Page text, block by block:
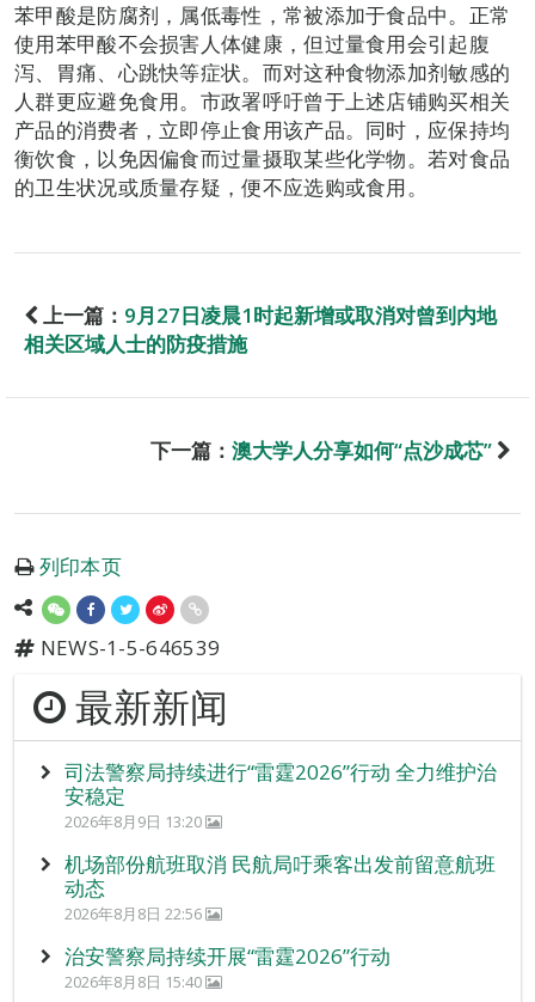
苯甲酸是防腐剂，属低毒性，常被添加于食品中。正常
使用苯甲酸不会损害人体健康，但过量食用会引起腹
泻、胃痛、心跳快等症状。而对这种食物添加剂敏感的
人群更应避免食用。市政署呼吁曾于上述店铺购买相关
产品的消费者，立即停止食用该产品。同时，应保持均
衡饮食，以免因偏食而过量摄取某些化学物。若对食品
的卫生状况或质量存疑，便不应选购或食用。
上一篇： 9月27日凌晨1时起新增或取消对曾到内地
相关区域人士的防疫措施
下一篇： 澳大学人分享如何“点沙成芯”
列印本页
NEWS-1-5-646539
最新新闻
司法警察局持续进行“雷霆2026”行动 全力维护治
安稳定
2026年8月9日 13:20
机场部份航班取消 民航局吁乘客出发前留意航班
动态
2026年8月8日 22:56
治安警察局持续开展“雷霆2026”行动
2026年8月8日 15:40